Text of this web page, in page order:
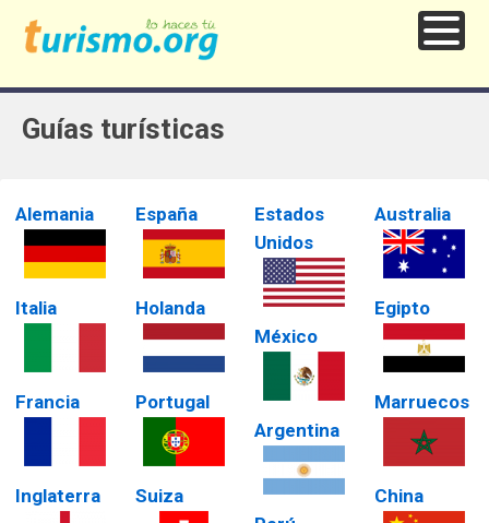
Guías turísticas
Alemania
Italia
Francia
Inglaterra
España
Holanda
Portugal
Suiza
Estados
Unidos
México
Argentina
Australia
Egipto
Marruecos
China